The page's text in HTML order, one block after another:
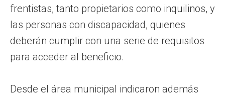
frentistas, tanto propietarios como inquilinos, y
las personas con discapacidad, quienes
deberán cumplir con una serie de requisitos
para acceder al beneficio.
Desde el área municipal indicaron además